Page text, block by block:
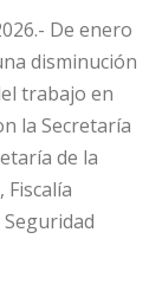
De enero
disminución
trabajo en
la Secretaría
de la
Fiscalía
Seguridad